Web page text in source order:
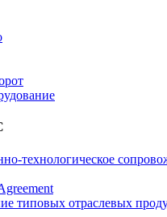
технологическое
типовых отраслевых